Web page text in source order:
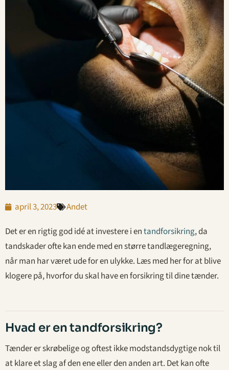
april 3, 2023
Andet
Det er en rigtig god idé at investere i entandforsikring, da
tandskader ofte kan ende med en større tandlægeregning,
når man har været ude for en ulykke. Læs med her for at blive
klogere på, hvorfor du skal have en forsikring til dine tænder.
Hvad er en tandforsikring?
Tænder er skrøbelige og oftest ikke modstandsdygtige nok til
at klare et slag af den ene eller den anden art. Det kan ofte